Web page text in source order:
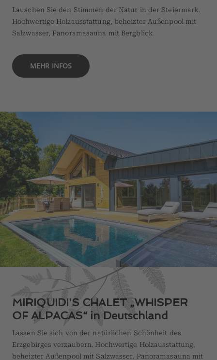
Lauschen Sie den Stimmen der Natur in der Steiermark.
Hochwertige Holzausstattung, beheizter Außenpool mit
Salzwasser, Panoramasauna mit Bergblick.
MEHR INFOS
MIRIQUIDI'S CHALET „WHISPER
OF ALPACAS“ in Deutschland
Lassen Sie sich von der natürlichen Schönheit des
Erzgebirges verzaubern. Hochwertige Holzausstattung,
beheizter Außenpool mit Salzwasser, Panoramasauna mit